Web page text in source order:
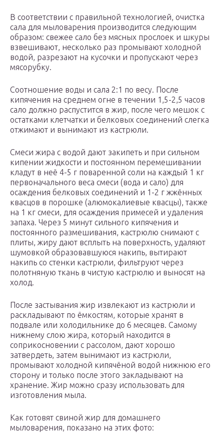
В соответствии с правильной технологией, очистка
сала для мыловарения производится следующим
образом: свежее сало без мясных прослоек и шкуры
взвешивают, несколько раз промывают холодной
водой, разрезают на кусочки и пропускают через
мясорубку.
Соотношение воды и сала 2:1 по весу. После
кипячения на среднем огне в течении 1,5-2,5 часов
сало должно распустится в жир, после чего мешок с
остатками клетчатки и белковых соединений слегка
отжимают и вынимают из кастрюли.
Смеси жира с водой дают закипеть и при сильном
кипении жидкости и постоянном перемешивании
кладут в неё 4-5 г поваренной соли на каждый 1 кг
первоначального веса смеси (вода и сало) для
осаждения белковых соединений и 1-2 г жжённых
квасцов в порошке (алюмокалиевые квасцы), также
на 1 кг смеси, для осаждения примесей и удаления
запаха. Через 5 минут сильного кипячения и
постоянного размешивания, кастрюлю снимают с
плиты, жиру дают всплыть на поверхность, удаляют
шумовкой образовавшуюся накипь, вытирают
накипь со стенки кастрюли, фильтруют через
полотняную ткань в чистую кастрюлю и выносят на
холод.
После застывания жир извлекают из кастрюли и
раскладывают по ёмкостям, которые хранят в
подвале или холодильнике до 6 месяцев. Самому
нижнему слою жира, который находится в
соприкосновении с рассолом, дают хорошо
затвердеть, затем вынимают из кастрюли,
промывают холодной кипячёной водой нижнюю его
сторону и только после этого закладывают на
хранение. Жир можно сразу использовать для
изготовления мыла.
Как готовят свиной жир для домашнего
мыловарения, показано на этих фото: